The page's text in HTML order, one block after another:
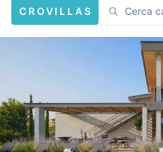
CROVILLAS